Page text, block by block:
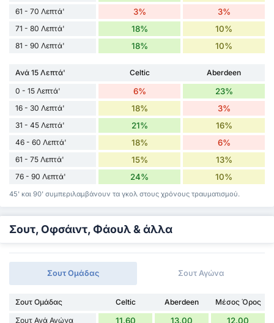
61 - 70 Λεπτά' 3% 3%
71 - 80 Λεπτά' 18% 10%
81 - 90 Λεπτά' 18% 10%
Ανά 15 Λεπτά' Celtic
Aberdeen
0 - 15 Λεπτά'
6% 23%
16 - 30 Λεπτά' 18% 3%
31 - 45 Λεπτά' 21% 16%
46 - 60 Λεπτά' 18% 6%
61 - 75 Λεπτά' 15% 13%
76 - 90 Λεπτά' 24% 10%
45' και 90' συμπεριλαμβάνουν τα γκολ στους χρόνους τραυματισμού.
Σουτ, Οφσάιντ, Φάουλ & άλλα
Σουτ Ομάδας Σουτ Αγώνα
Σουτ Ομάδας Celtic Aberdeen
Μέσος Όρος
Σουτ Ανά Αγώνα
11.60 13.00 12.00